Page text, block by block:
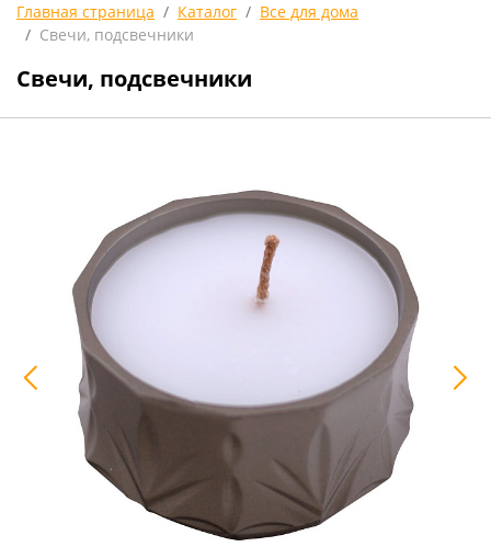
Главная страница Каталог
Все для дома
Свечи, подсвечники
Свечи, подсвечники